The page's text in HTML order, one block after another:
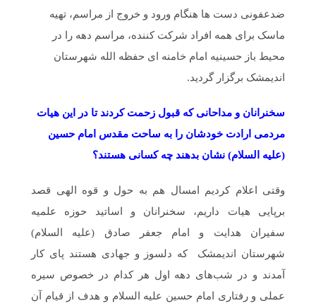
ضدعفونی دست ها هنگام ورود و خروج از مراسم، تهیه
ماسک برای همه افراد شرکت کننده، مراسم دهه را در
محیط باز حسینیه امام خامنه ای حفظه الله شهرستان
اندیمشک برگزار گردید.
سخنرانان و مداحانی که قبول زحمت کردند تا در این هیات
مردمی ارادت خودشان را به ساحت مقدس امام حسین
(علیه السلام) نشان بدهند چه کسانی هستند؟
وقتی اعلام کردیم امسال هم به حول و قوه الهی قصد
برپایی هیات داریم، سخنرانان و اساتید حوزه علمیه
سفیران هدایت و امام جعفر صادق (علیه السلام)
شهرستان اندیمشک که دلسوز و جهادی هستند پای کار
آمدند و در شب‌های دهه اول هر کدام در خصوص سیره
عملی و رفتاری امام حسین علیه السلام و هدف از قیام آن